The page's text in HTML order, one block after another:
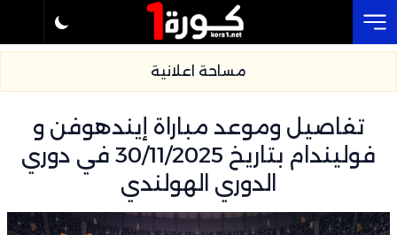
مساحة اعلانية
تفاصيل وموعد مباراة إيندهوفن و
فوليندام بتاريخ 30/11/2025 في دوري
الدوري الهولندي